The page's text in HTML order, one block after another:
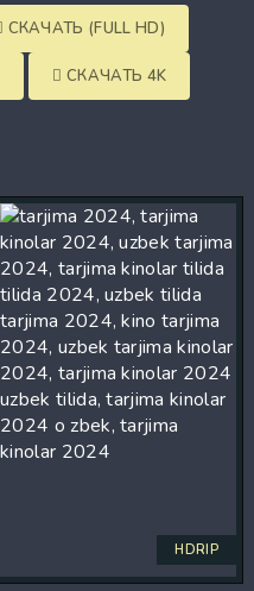
СКАЧАТЬ (FULL HD)
СКАЧАТЬ 4K
HDRIP